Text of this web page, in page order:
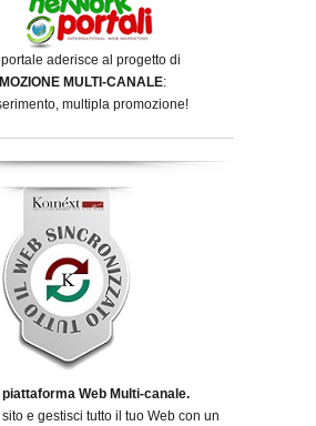
aderisce al progetto di
MULTI-CANALE:
multipla promozione!
piattaforma Web Multi-canale.
e gestisci tutto il tuo Web con un